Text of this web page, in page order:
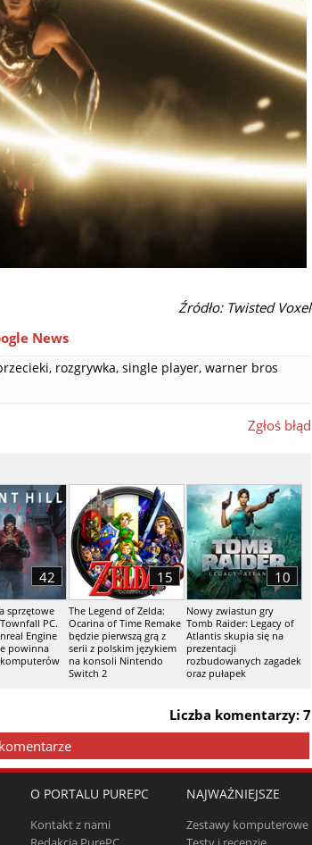
Źródło: Twisted Voxel
News
, rozgrywka, single player, warner bros
Zgłoś błąd
sprzętowe
PC.
Engine
powinna
42
The Legend of Zelda:
Ocarina of Time Remake
będzie pierwszą grą z
serii z polskim językiem
na konsoli Nintendo
Switch 2
15
Nowy zwiastun gry
Tomb Raider: Legacy of
Atlantis skupia się na
prezentacji
rozbudowanych zagadek
oraz pułapek
10
Liczba komentarzy: 7
O PORTALU PUREPC
Kontakt z nami
NAJWAŻNIEJSZE
Zestawy komputerowe